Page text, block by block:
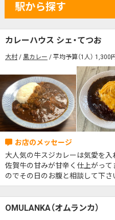
カレーのジャ
1人
モーニングあり ラン
年中無休 5名以上の団
デリバリー対応 禁煙
カウンター席あり
テラス席ペット可 子
カレー専門店 辛さ
キッズメニューあり
駅から探す
カレーのジャ
席の予約可 駅から徒
無料駐車場あり 1人
モーニングあり ラン
年中無休 5名以上の団体
デリバリー対応 禁煙
カウンター席あり テー
カレー専門店 辛さが
カレーハウス シェ・てつお
大村 黒カレー 平均予算（1人） 1,300
大人気の牛スジカレーは気愛を
佐賀牛の甘みが甘辛く仕上がっ
のでその日のお腹と相談して下さ
OMULANKA（オムランカ）